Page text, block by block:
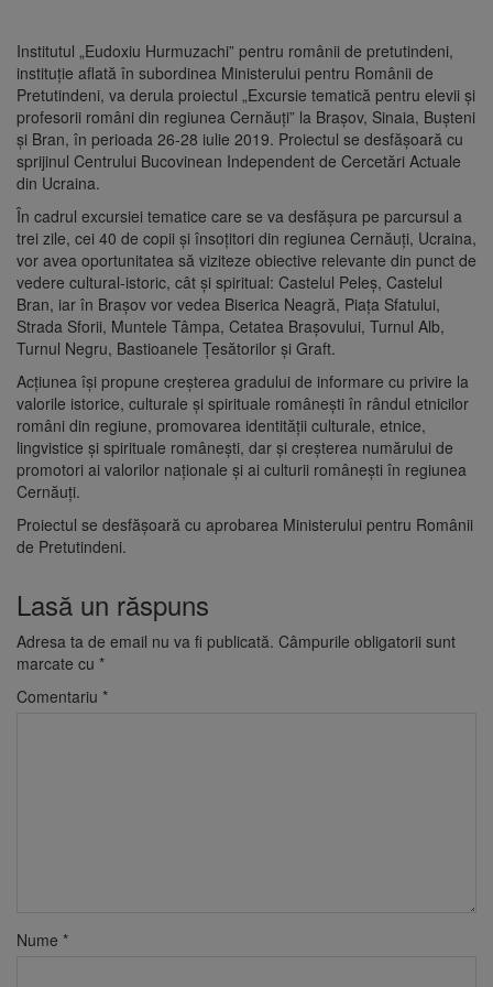
Institutul „Eudoxiu Hurmuzachi” pentru românii de pretutindeni,
instituţie aflată în subordinea Ministerului pentru Românii de
Pretutindeni, va derula proiectul „Excursie tematică pentru elevii şi
profesorii români din regiunea Cernăuţi” la Braşov, Sinaia, Buşteni
şi Bran, în perioada 26-28 iulie 2019. Proiectul se desfăşoară cu
sprijinul Centrului Bucovinean Independent de Cercetări Actuale
din Ucraina.
În cadrul excursiei tematice care se va desfăşura pe parcursul a
trei zile, cei 40 de copii şi însoţitori din regiunea Cernăuţi, Ucraina,
vor avea oportunitatea să viziteze obiective relevante din punct de
vedere cultural-istoric, cât şi spiritual: Castelul Peleş, Castelul
Bran, iar în Braşov vor vedea Biserica Neagră, Piaţa Sfatului,
Strada Sforii, Muntele Tâmpa, Cetatea Braşovului, Turnul Alb,
Turnul Negru, Bastioanele Ţesătorilor şi Graft.
Acţiunea îşi propune creşterea gradului de informare cu privire la
valorile istorice, culturale şi spirituale româneşti în rândul etnicilor
români din regiune, promovarea identităţii culturale, etnice,
lingvistice şi spirituale româneşti, dar şi creşterea numărului de
promotori ai valorilor naţionale şi ai culturii româneşti în regiunea
Cernăuţi.
Proiectul se desfăşoară cu aprobarea Ministerului pentru Românii
de Pretutindeni.
Lasă un răspuns
Adresa ta de email nu va fi publicată. Câmpurile obligatorii sunt
marcate cu *
Comentariu *
Nume *